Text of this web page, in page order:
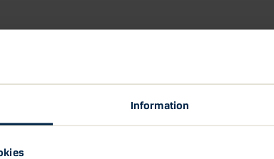
Information
procent (SIXPRX), medan ett globalt index
svenska sparare har en stor andel av sina
gynnsamt. Men att bara fokusera på det lokala
utanför Sveriges gränser.